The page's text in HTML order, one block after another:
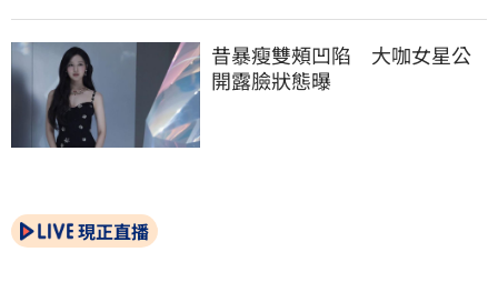
昔暴瘦雙頰凹陷　大咖女星公
開露臉狀態曝
現正直播